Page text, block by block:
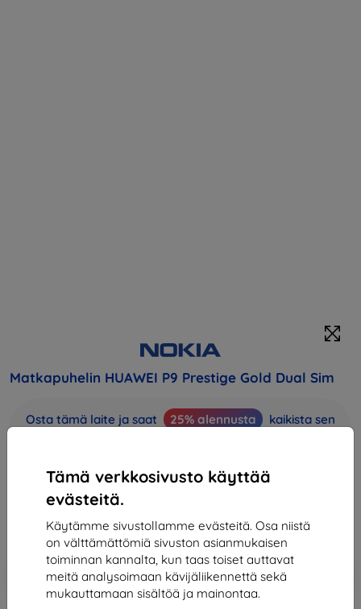
Tämä verkkosivusto käyttää
evästeitä.
Käytämme sivustollamme evästeitä. Osa niistä
on välttämättömiä sivuston asianmukaisen
toiminnan kannalta, kun taas toiset auttavat
meitä analysoimaan kävijäliikennettä sekä
mukauttamaan sisältöä ja mainontaa.
Matkapuhelin HUAWEI P9 Prestige Gold Dual Sim
Osta tämä laite ja saat 25% alennusta
kaikista sen
441,90 €
397,71 €
Hinta ilman ALV:tä320,73 €
-10%
Alennus kupongilla
EXTRA10
Lisää
ostoskoriin